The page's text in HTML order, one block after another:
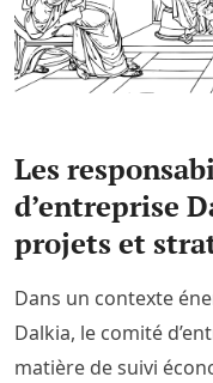
Les
d’entreprise
projets et
Dans un contexte
Dalkia, le comité
matière de suivi